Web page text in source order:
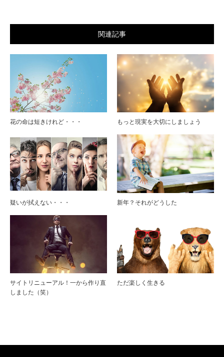
関連記事
花の命は短きけれど・・・ もっと現実を大切にしましょう
疑いが拭えない・・・ 新年？それがどうした
サイトリニューアル！一から作り直
しました（笑）
ただ楽しく生きる